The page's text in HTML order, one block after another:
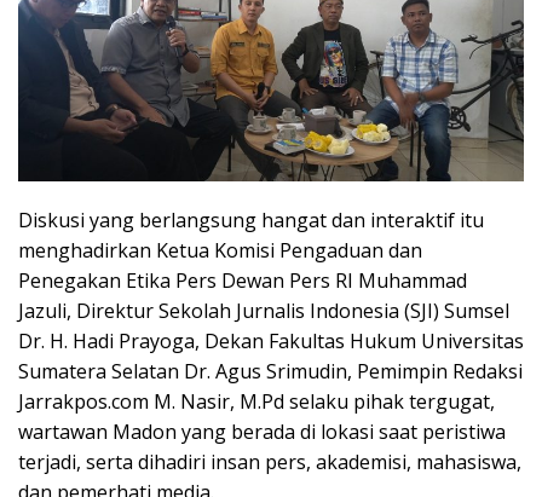
Diskusi yang berlangsung hangat dan interaktif itu
menghadirkan Ketua Komisi Pengaduan dan
Penegakan Etika Pers Dewan Pers RI Muhammad
Jazuli, Direktur Sekolah Jurnalis Indonesia (SJI) Sumsel
Dr. H. Hadi Prayoga, Dekan Fakultas Hukum Universitas
Sumatera Selatan Dr. Agus Srimudin, Pemimpin Redaksi
Jarrakpos.com M. Nasir, M.Pd selaku pihak tergugat,
wartawan Madon yang berada di lokasi saat peristiwa
terjadi, serta dihadiri insan pers, akademisi, mahasiswa,